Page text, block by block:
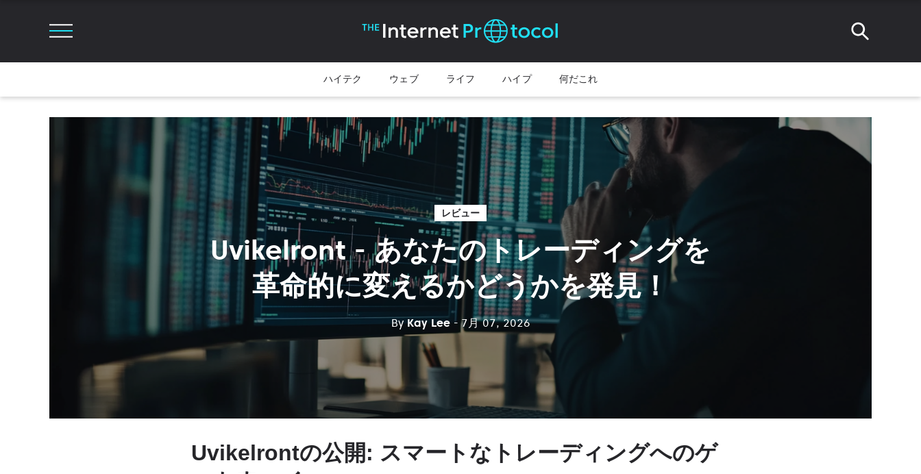
ハイテク ウェブ ライフ ハイプ 何だこれ
レビュー
Uvikelront - あなたのトレーディングを
革命的に変えるかどうかを発見！
ByKay Lee - 7月 07, 2026
Uvikelrontの公開: スマートなトレーディングへのゲ